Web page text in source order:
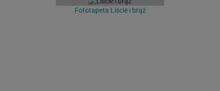
Fototapeta Liście i brąż